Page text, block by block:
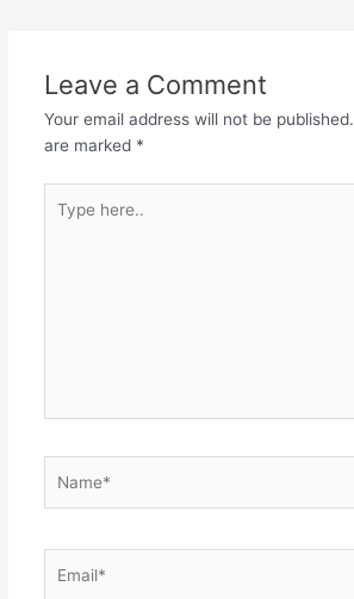
Leave a Comment
Your email address will not be published.
are marked *
here..